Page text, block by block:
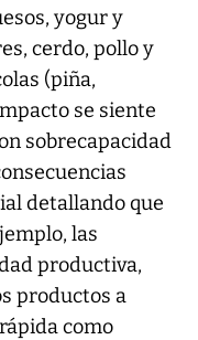
yogur y
cerdo, pollo y
(piña,
se siente
sobrecapacidad
detallando que
las
productiva,
productos a
como